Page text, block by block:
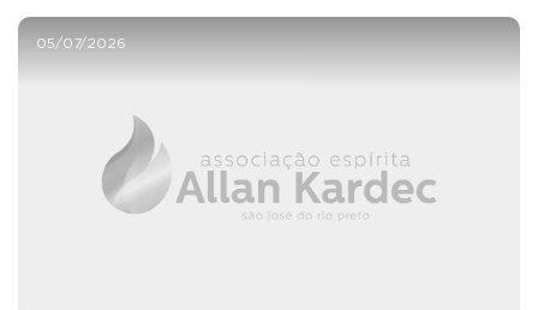
05/07/2026